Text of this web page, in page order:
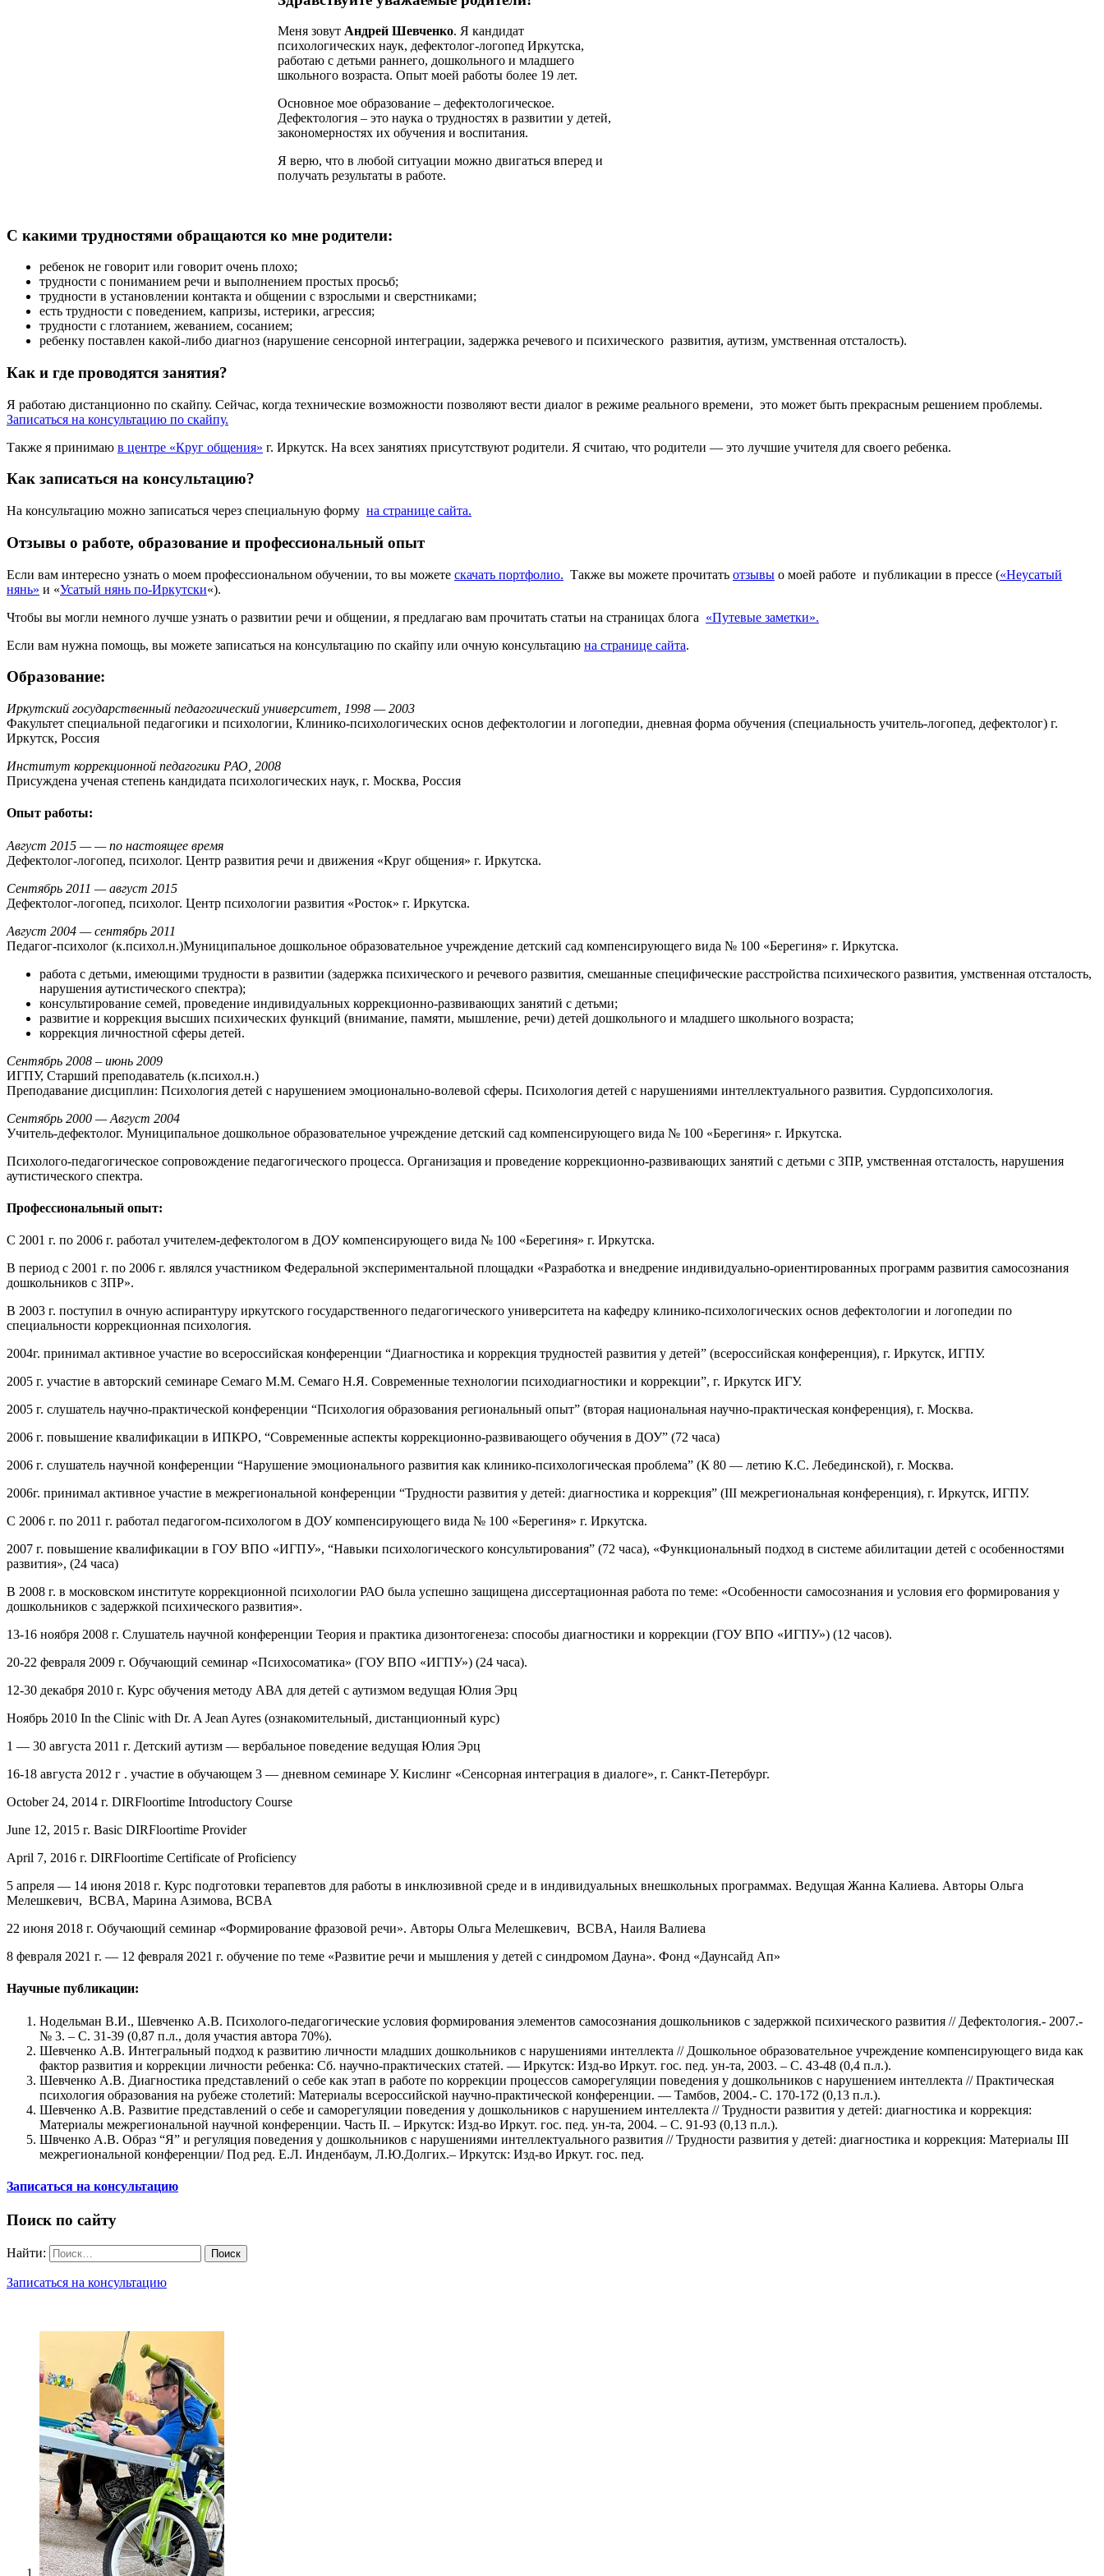
Меня зовут Андрей Шевченко. Я кандидат
психологических наук, дефектолог-логопед Иркутска,
работаю с детьми раннего, дошкольного и младшего
школьного возраста. Опыт моей работы более 19 лет.
Основное мое образование – дефектологическое.
Дефектология – это наука о трудностях в развитии у детей,
закономерностях их обучения и воспитания.
Я верю, что в любой ситуации можно двигаться вперед и
получать результаты в работе.
С какими трудностями обращаются ко мне родители:
ребенок не говорит или говорит очень плохо;
трудности с пониманием речи и выполнением простых просьб;
трудности в установлении контакта и общении с взрослыми и сверстниками;
есть трудности с поведением, капризы, истерики, агрессия;
трудности с глотанием, жеванием, сосанием;
ребенку поставлен какой-либо диагноз (нарушение сенсорной интеграции, задержка речевого и психического развития, аутизм, умственная отсталость).
Как и где проводятся занятия?
Я работаю дистанционно по скайпу. Сейчас, когда технические возможности позволяют вести диалог в режиме реального времени, это может быть прекрасным решением проблемы.
Записаться на консультацию по скайпу.
Также я принимаю в центре «Круг общения» г. Иркутск. На всех занятиях присутствуют родители. Я считаю, что родители — это лучшие учителя для своего ребенка.
Как записаться на консультацию?
На консультацию можно записаться через специальную форму на странице сайта.
Отзывы о работе, образование и профессиональный опыт
Если вам интересно узнать о моем профессиональном обучении, то вы можете cкачать портфолио. Также вы можете прочитать отзывы о моей работе и публикации в прессе («Неусатый
нянь» и «Усатый нянь по-Иркутски«).
Чтобы вы могли немного лучше узнать о развитии речи и общении, я предлагаю вам прочитать статьи на страницах блога «Путевые заметки».
Если вам нужна помощь, вы можете записаться на консультацию по скайпу или очную консультацию на странице сайта.
Образование:
Иркутский государственный педагогический университет, 1998 — 2003
Факультет специальной педагогики и психологии, Клинико-психологических основ дефектологии и логопедии, дневная форма обучения (специальность учитель-логопед, дефектолог) г.
Иркутск, Россия
Институт коррекционной педагогики РАО, 2008
Присуждена ученая степень кандидата психологических наук, г. Москва, Россия
Опыт работы:
Август 2015 — — по настоящее время
Дефектолог-логопед, психолог. Центр развития речи и движения «Круг общения» г. Иркутска.
Сентябрь 2011 — август 2015
Дефектолог-логопед, психолог. Центр психологии развития «Росток» г. Иркутска.
Август 2004 — сентябрь 2011
Педагог-психолог (к.психол.н.)Муниципальное дошкольное образовательное учреждение детский сад компенсирующего вида № 100 «Берегиня» г. Иркутска.
работа с детьми, имеющими трудности в развитии (задержка психического и речевого развития, смешанные специфические расстройства психического развития, умственная отсталость,
нарушения аутистического спектра);
консультирование семей, проведение индивидуальных коррекционно-развивающих занятий с детьми;
развитие и коррекция высших психических функций (внимание, памяти, мышление, речи) детей дошкольного и младшего школьного возраста;
коррекция личностной сферы детей.
Сентябрь 2008 – июнь 2009
ИГПУ, Старший преподаватель (к.психол.н.)
Преподавание дисциплин: Психология детей с нарушением эмоционально-волевой сферы. Психология детей с нарушениями интеллектуального развития. Сурдопсихология.
Сентябрь 2000 — Август 2004
Учитель-дефектолог. Муниципальное дошкольное образовательное учреждение детский сад компенсирующего вида № 100 «Берегиня» г. Иркутска.
Психолого-педагогическое сопровождение педагогического процесса. Организация и проведение коррекционно-развивающих занятий с детьми с ЗПР, умственная отсталость, нарушения
аутистического спектра.
Профессиональный опыт:
С 2001 г. по 2006 г. работал учителем-дефектологом в ДОУ компенсирующего вида № 100 «Берегиня» г. Иркутска.
В период с 2001 г. по 2006 г. являлся участником Федеральной экспериментальной площадки «Разработка и внедрение индивидуально-ориентированных программ развития самосознания
дошкольников с ЗПР».
В 2003 г. поступил в очную аспирантуру иркутского государственного педагогического университета на кафедру клинико-психологических основ дефектологии и логопедии по
специальности коррекционная психология.
2004г. принимал активное участие во всероссийская конференции “Диагностика и коррекция трудностей развития у детей” (всероссийская конференция), г. Иркутск, ИГПУ.
2005 г. участие в авторский семинаре Семаго М.М. Семаго Н.Я. Современные технологии психодиагностики и коррекции”, г. Иркутск ИГУ.
2005 г. слушатель научно-практической конференции “Психология образования региональный опыт” (вторая национальная научно-практическая конференция), г. Москва.
2006 г. повышение квалификации в ИПКРО, “Современные аспекты коррекционно-развивающего обучения в ДОУ” (72 часа)
2006 г. слушатель научной конференции “Нарушение эмоционального развития как клинико-психологическая проблема” (К 80 — летию К.С. Лебединской), г. Москва.
2006г. принимал активное участие в межрегиональной конференции “Трудности развития у детей: диагностика и коррекция” (III межрегиональная конференция), г. Иркутск, ИГПУ.
С 2006 г. по 2011 г. работал педагогом-психологом в ДОУ компенсирующего вида № 100 «Берегиня» г. Иркутска.
2007 г. повышение квалификации в ГОУ ВПО «ИГПУ», “Навыки психологического консультирования” (72 часа), «Функциональный подход в системе абилитации детей с особенностями
развития», (24 часа)
В 2008 г. в московском институте коррекционной психологии РАО была успешно защищена диссертационная работа по теме: «Особенности самосознания и условия его формирования у
дошкольников с задержкой психического развития».
13-16 ноября 2008 г. Слушатель научной конференции Теория и практика дизонтогенеза: способы диагностики и коррекции (ГОУ ВПО «ИГПУ») (12 часов).
20-22 февраля 2009 г. Обучающий семинар «Психосоматика» (ГОУ ВПО «ИГПУ») (24 часа).
12-30 декабря 2010 г. Курс обучения методу АВА для детей с аутизмом ведущая Юлия Эрц
Ноябрь 2010 In the Clinic with Dr. A Jean Ayres (ознакомительный, дистанционный курс)
1 — 30 августа 2011 г. Детский аутизм — вербальное поведение ведущая Юлия Эрц
16-18 августа 2012 г . участие в обучающем 3 — дневном семинаре У. Кислинг «Сенсорная интеграция в диалоге», г. Санкт-Петербург.
October 24, 2014 г. DIRFloortime Introductory Course
June 12, 2015 г. Basic DIRFloortime Provider
April 7, 2016 г. DIRFloortime Certificate of Proficiency
5 апреля — 14 июня 2018 г. Курс подготовки терапевтов для работы в инклюзивной среде и в индивидуальных внешкольных программах. Ведущая Жанна Калиева. Авторы Ольга
Мелешкевич, BCBA, Марина Азимова, BCBA
22 июня 2018 г. Обучающий семинар «Формирование фразовой речи». Авторы Ольга Мелешкевич, BCBA, Наиля Валиева
8 февраля 2021 г. — 12 февраля 2021 г. обучение по теме «Развитие речи и мышления у детей с синдромом Дауна». Фонд «Даунсайд Ап»
Научные публикации:
Нодельман В.И., Шевченко А.В. Психолого-педагогические условия формирования элементов самосознания дошкольников с задержкой психического развития // Дефектология.- 2007.-
№ 3. – С. 31-39 (0,87 п.л., доля участия автора 70%).
Шевченко А.В. Интегральный подход к развитию личности младших дошкольников с нарушениями интеллекта // Дошкольное образовательное учреждение компенсирующего вида как
фактор развития и коррекции личности ребенка: Сб. научно-практических статей. — Иркутск: Изд-во Иркут. гос. пед. ун-та, 2003. – С. 43-48 (0,4 п.л.).
Шевченко А.В. Диагностика представлений о себе как этап в работе по коррекции процессов саморегуляции поведения у дошкольников с нарушением интеллекта // Практическая
психология образования на рубеже столетий: Материалы всероссийской научно-практической конференции. — Тамбов, 2004.- С. 170-172 (0,13 п.л.).
Шевченко А.В. Развитие представлений о себе и саморегуляции поведения у дошкольников с нарушением интеллекта // Трудности развития у детей: диагностика и коррекция:
Материалы межрегиональной научной конференции. Часть II. – Иркутск: Изд-во Иркут. гос. пед. ун-та, 2004. – C. 91-93 (0,13 п.л.).
Швченко А.В. Образ “Я” и регуляция поведения у дошкольников с нарушениями интеллектуального развития // Трудности развития у детей: диагностика и коррекция: Материалы III
межрегиональной конференции/ Под ред. Е.Л. Инденбаум, Л.Ю.Долгих.– Иркутск: Изд-во Иркут. гос. пед.
Записаться на консультацию
Поиск по сайту
Найти:
Записаться на консультацию